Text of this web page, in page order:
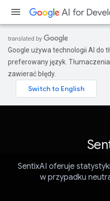
Google używa technologii AI do
preferowany język.
zawierać błędy.
SentixAI oferuje
w przypadku